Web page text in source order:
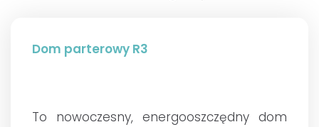
Dom parterowy R3
To nowoczesny, energooszczędny dom